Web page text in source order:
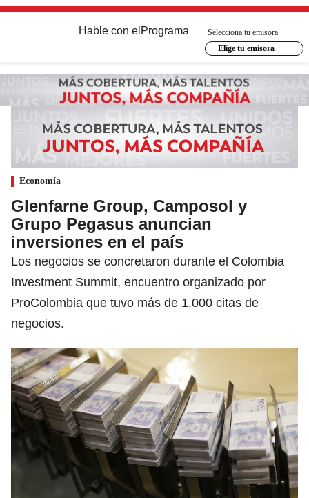
Hable con el Programa
Selecciona tu emisora
Elige tu emisora
Economía
Glenfarne Group, Camposol y
Grupo Pegasus anuncian
inversiones en el país
Los negocios se concretaron durante el Colombia
Investment Summit, encuentro organizado por
ProColombia que tuvo más de 1.000 citas de
negocios.